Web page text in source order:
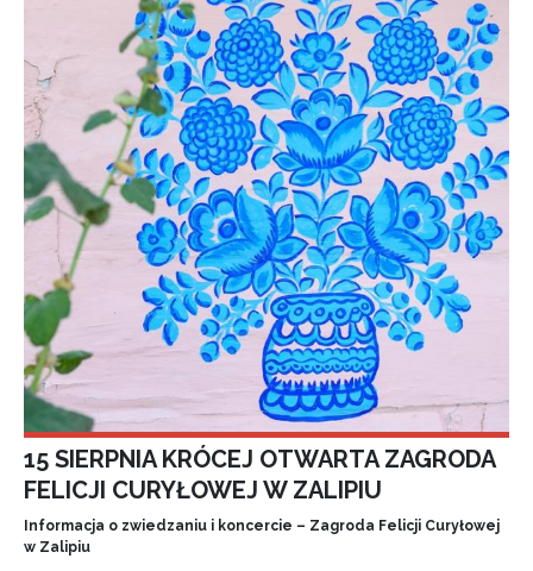
15 SIERPNIA KRÓCEJ OTWARTA ZAGRODA
FELICJI CURYŁOWEJ W ZALIPIU
Informacja o zwiedzaniu i koncercie – Zagroda Felicji Curyłowej
w Zalipiu